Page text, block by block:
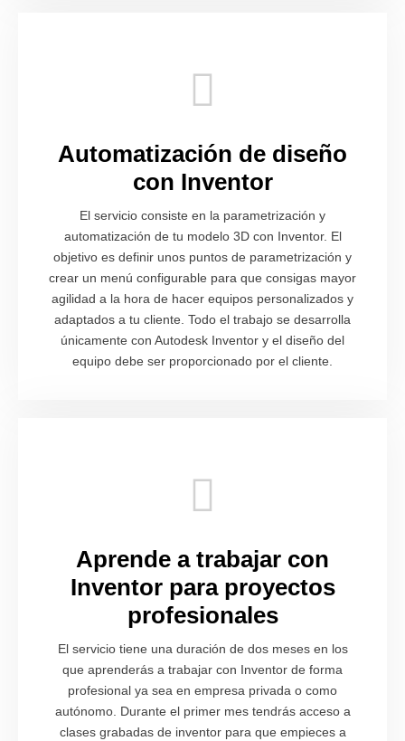
Automatización de diseño
con Inventor
El servicio consiste en la parametrización y
automatización de tu modelo 3D con Inventor. El
objetivo es definir unos puntos de parametrización y
crear un menú configurable para que consigas mayor
agilidad a la hora de hacer equipos personalizados y
adaptados a tu cliente. Todo el trabajo se desarrolla
únicamente con Autodesk Inventor y el diseño del
equipo debe ser proporcionado por el cliente.
Aprende a trabajar con
Inventor para proyectos
profesionales
El servicio tiene una duración de dos meses en los
que aprenderás a trabajar con Inventor de forma
profesional ya sea en empresa privada o como
autónomo. Durante el primer mes tendrás acceso a
clases grabadas de inventor para que empieces a